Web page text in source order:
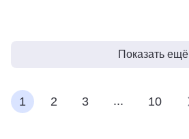
Показать ещё
1 2 3 ... 10